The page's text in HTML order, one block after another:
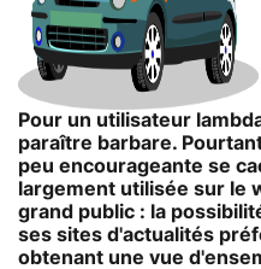
Pour un utilisateur
paraître barbare.
peu encourageante se
largement utilisée sur le
grand public : la
ses sites d'actualités
obtenant une vue